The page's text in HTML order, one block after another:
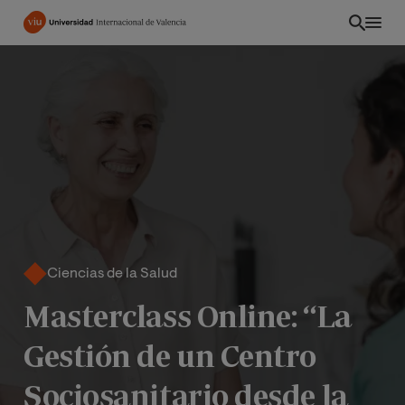
Pasar
Ciencias de la Salud
Masterclass Online: “La
Gestión de un Centro
Sociosanitario desde la